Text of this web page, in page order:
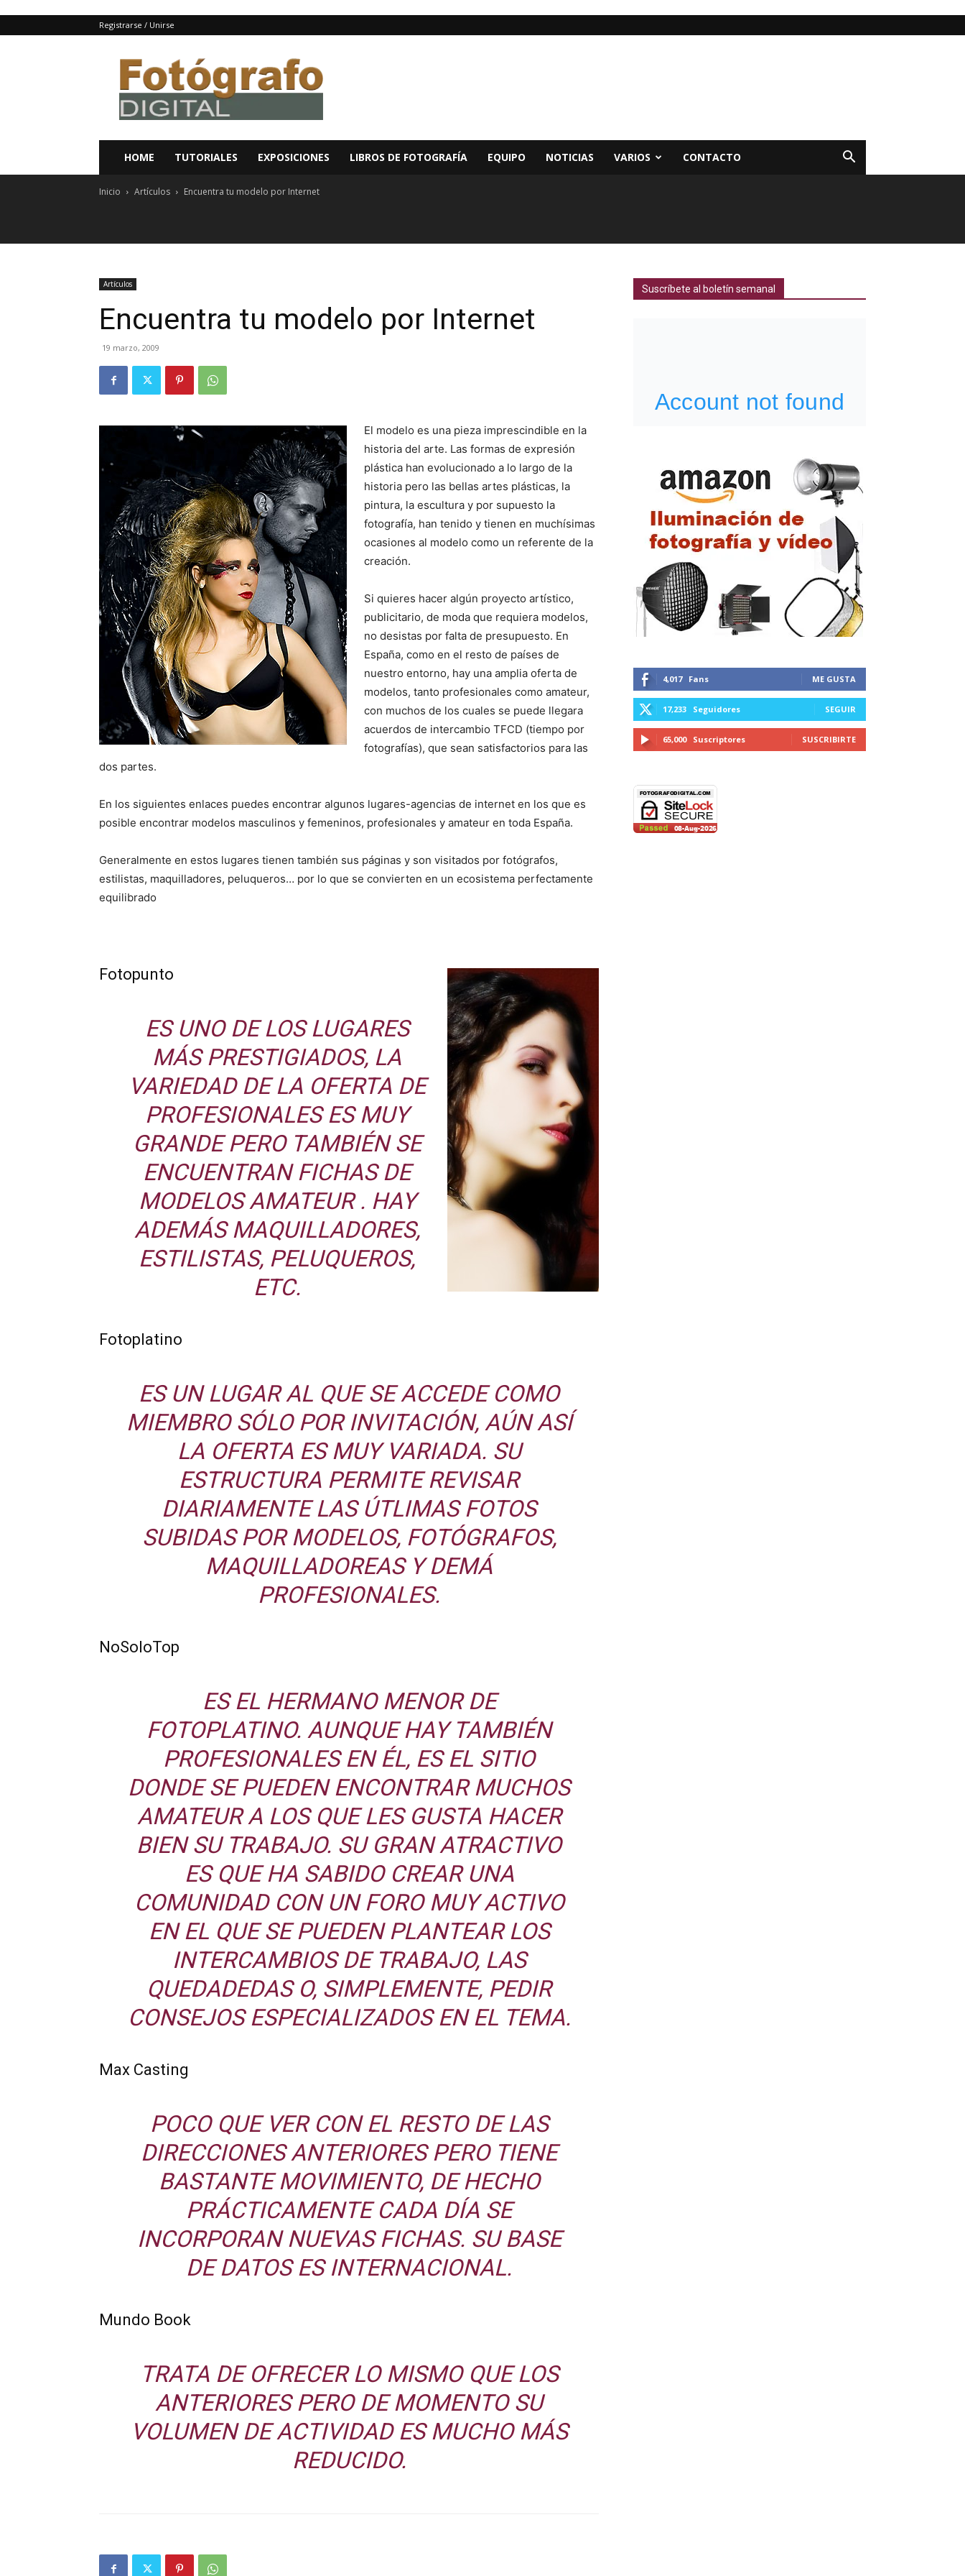
Registrarse / Unirse
Fotografo
digital
y
tutoriales
Photoshop
HOME TUTORIALES EXPOSICIONES LIBROS DE FOTOGRAFÍA EQUIPO NOTICIAS VARIOS CONTACTO
Inicio Artículos Encuentra tu modelo por Internet
Artículos
Encuentra tu modelo por Internet
19 marzo, 2009
El modelo es una pieza imprescindible en la
historia del arte. Las formas de expresión
plástica han evolucionado a lo largo de la
historia pero las bellas artes plásticas, la
pintura, la escultura y por supuesto la
fotografía, han tenido y tienen en muchísimas
ocasiones al modelo como un referente de la
creación.
Si quieres hacer algún proyecto artístico,
publicitario, de moda que requiera modelos,
no desistas por falta de presupuesto. En
España, como en el resto de países de
nuestro entorno, hay una amplia oferta de
modelos, tanto profesionales como amateur,
con muchos de los cuales se puede llegara
acuerdos de intercambio TFCD (tiempo por
fotografías), que sean satisfactorios para las
dos partes.
En los siguientes enlaces puedes encontrar algunos lugares-agencias de internet en los que es
posible encontrar modelos masculinos y femeninos, profesionales y amateur en toda España.
Generalmente en estos lugares tienen también sus páginas y son visitados por fotógrafos,
estilistas, maquilladores, peluqueros… por lo que se convierten en un ecosistema perfectamente
equilibrado
Fotopunto
ES UNO DE LOS LUGARES
MÁS PRESTIGIADOS, LA
VARIEDAD DE LA OFERTA DE
PROFESIONALES ES MUY
GRANDE PERO TAMBIÉN SE
ENCUENTRAN FICHAS DE
MODELOS AMATEUR . HAY
ADEMÁS MAQUILLADORES,
ESTILISTAS, PELUQUEROS,
ETC.
Fotoplatino
ES UN LUGAR AL QUE SE ACCEDE COMO
MIEMBRO SÓLO POR INVITACIÓN, AÚN ASÍ
LA OFERTA ES MUY VARIADA. SU
ESTRUCTURA PERMITE REVISAR
DIARIAMENTE LAS ÚTLIMAS FOTOS
SUBIDAS POR MODELOS, FOTÓGRAFOS,
MAQUILLADOREAS Y DEMÁ
PROFESIONALES.
NoSoloTop
ES EL HERMANO MENOR DE
FOTOPLATINO. AUNQUE HAY TAMBIÉN
PROFESIONALES EN ÉL, ES EL SITIO
DONDE SE PUEDEN ENCONTRAR MUCHOS
AMATEUR A LOS QUE LES GUSTA HACER
BIEN SU TRABAJO. SU GRAN ATRACTIVO
ES QUE HA SABIDO CREAR UNA
COMUNIDAD CON UN FORO MUY ACTIVO
EN EL QUE SE PUEDEN PLANTEAR LOS
INTERCAMBIOS DE TRABAJO, LAS
QUEDADEDAS O, SIMPLEMENTE, PEDIR
CONSEJOS ESPECIALIZADOS EN EL TEMA.
Max Casting
POCO QUE VER CON EL RESTO DE LAS
DIRECCIONES ANTERIORES PERO TIENE
BASTANTE MOVIMIENTO, DE HECHO
PRÁCTICAMENTE CADA DÍA SE
INCORPORAN NUEVAS FICHAS. SU BASE
DE DATOS ES INTERNACIONAL.
Mundo Book
TRATA DE OFRECER LO MISMO QUE LOS
ANTERIORES PERO DE MOMENTO SU
VOLUMEN DE ACTIVIDAD ES MUCHO MÁS
REDUCIDO.
Suscríbete al boletín semanal
4,017 Fans ME GUSTA
17,233 Seguidores SEGUIR
65,000 Suscriptores SUSCRIBIRTE